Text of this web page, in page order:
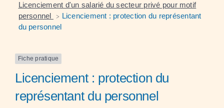
Licenciement d'un salarié du secteur privé pour motif
personnel
> Licenciement : protection du représentant
du personnel
Fiche pratique
Licenciement : protection du
représentant du personnel